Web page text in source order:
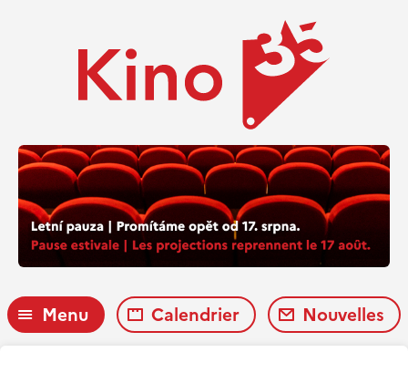
Menu Calendrier Nouvelles